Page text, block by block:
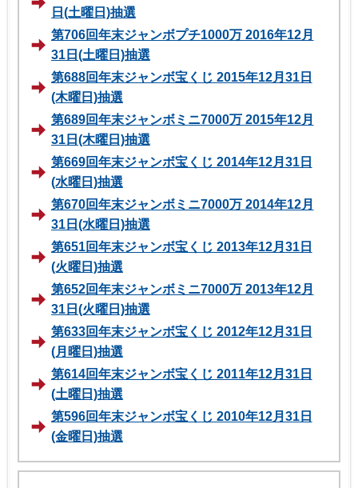
日(土曜日)抽選
第706回年末ジャンボプチ1000万 2016年12月
31日(土曜日)抽選
第688回年末ジャンボ宝くじ 2015年12月31日
(木曜日)抽選
第689回年末ジャンボミニ7000万 2015年12月
31日(木曜日)抽選
第669回年末ジャンボ宝くじ 2014年12月31日
(水曜日)抽選
第670回年末ジャンボミニ7000万 2014年12月
31日(水曜日)抽選
第651回年末ジャンボ宝くじ 2013年12月31日
(火曜日)抽選
第652回年末ジャンボミニ7000万 2013年12月
31日(火曜日)抽選
第633回年末ジャンボ宝くじ 2012年12月31日
(月曜日)抽選
第614回年末ジャンボ宝くじ 2011年12月31日
(土曜日)抽選
第596回年末ジャンボ宝くじ 2010年12月31日
(金曜日)抽選